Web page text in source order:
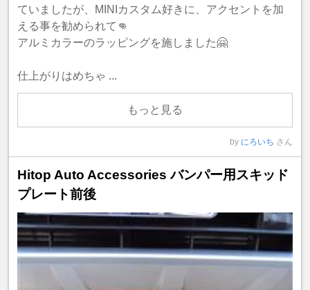
ていましたが、MINIカスタム好きに、アクセントを加
える事を勧められて👊
アルミカラーのラッピングを施しました🤗
仕上がりはめちゃ ...
もっと見る
by にろいち さん
Hitop Auto Accessories バンパー用スキッド
プレート前後